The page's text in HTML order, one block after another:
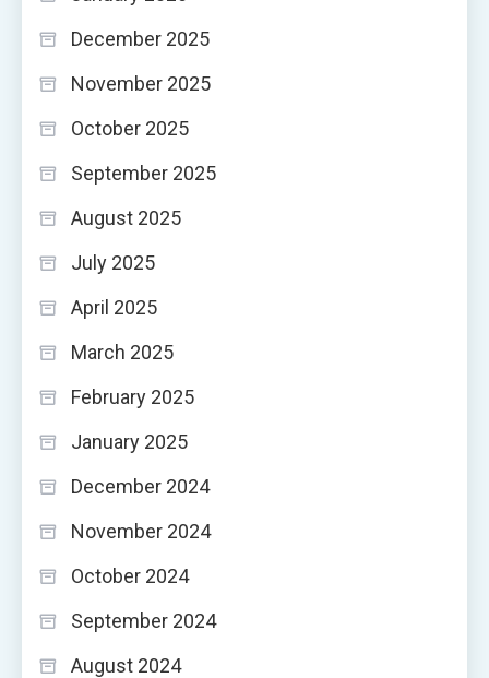
December 2025
November 2025
October 2025
September 2025
August 2025
July 2025
April 2025
March 2025
February 2025
January 2025
December 2024
November 2024
October 2024
September 2024
August 2024